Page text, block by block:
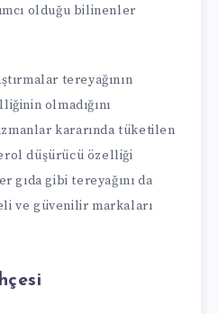
olduğu bilinenler
tereyağının
olmadığını
kararında tüketilen
düşürücü özelliği
gıda gibi tereyağını da
ve güvenilir markaları